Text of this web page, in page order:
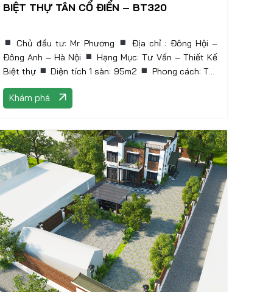
BIỆT THỰ TÂN CỔ ĐIỂN – BT320
Chủ đầu tư: Mr Phương
Địa chỉ : Đông Hội –
Đông Anh – Hà Nội
Hạng Mục: Tư Vấn – Thiết Kế
Biệt thự
Diện tích 1 sàn: 95m2
Phong cách: Tân
Cổ điển
Khám phá